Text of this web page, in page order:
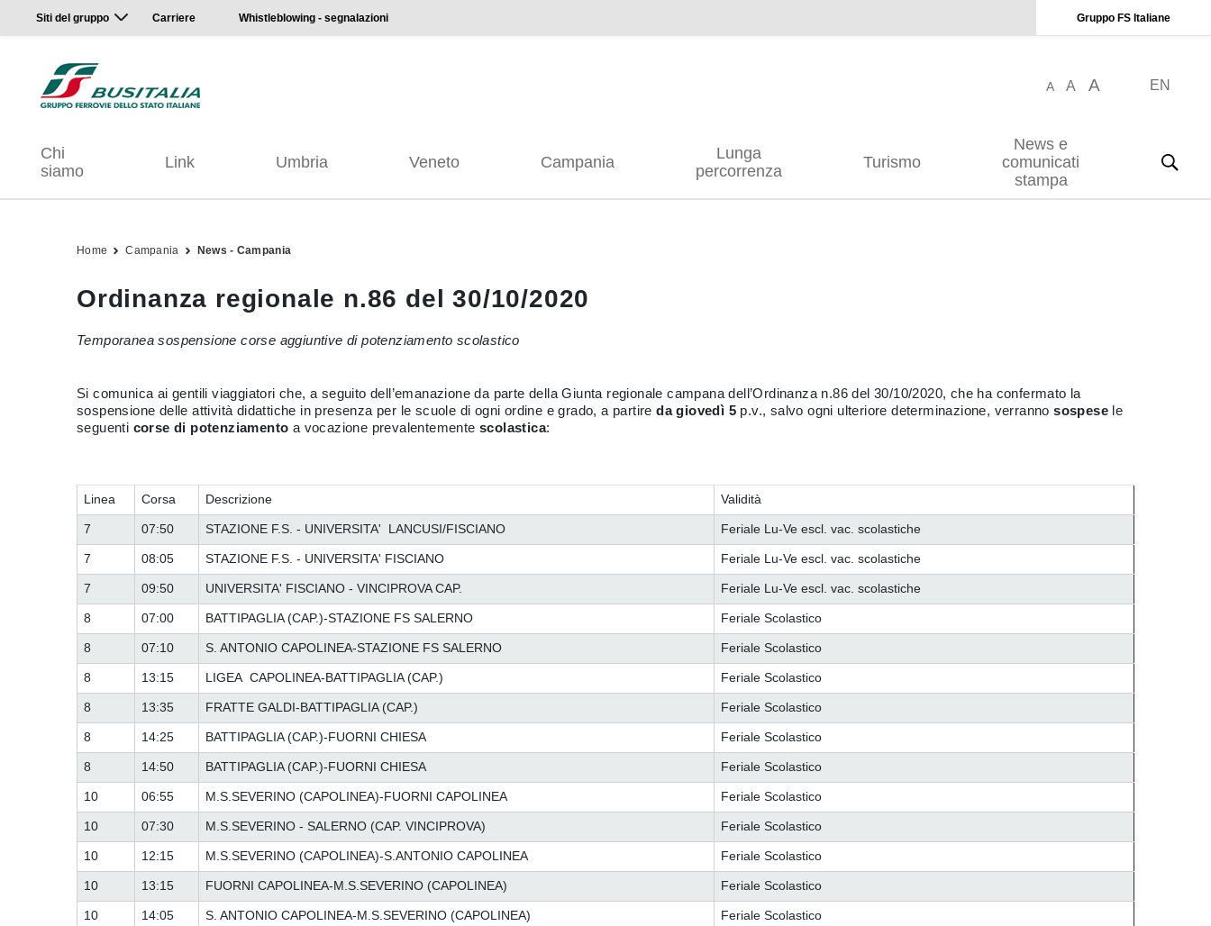
Siti del gruppo Carriere Whistleblowing - segnalazioni Gruppo FS Italiane
A A A EN
Chi
siamo
Link Umbria Veneto Campania
Lunga
percorrenza
Turismo
News e
comunicati
stampa
Home Campania News - Campania
Ordinanza regionale n.86 del 30/10/2020
Temporanea sospensione corse aggiuntive di potenziamento scolastico
Si comunica ai gentili viaggiatori che, a seguito dell’emanazione da parte della Giunta regionale campana dell’Ordinanza n.86 del 30/10/2020, che ha confermato la
sospensione delle attività didattiche in presenza per le scuole di ogni ordine e grado, a partireda giovedì 5 p.v., salvo ogni ulteriore determinazione, verrannosospese le
seguenti corse di potenziamento a vocazione prevalentemente scolastica:
Linea Corsa Descrizione Validità
7 07:50 STAZIONE F.S. - UNIVERSITA' LANCUSI/FISCIANO Feriale Lu-Ve escl. vac. scolastiche
7 08:05 STAZIONE F.S. - UNIVERSITA' FISCIANO Feriale Lu-Ve escl. vac. scolastiche
7 09:50 UNIVERSITA' FISCIANO - VINCIPROVA CAP. Feriale Lu-Ve escl. vac. scolastiche
8 07:00 BATTIPAGLIA (CAP.)-STAZIONE FS SALERNO Feriale Scolastico
8 07:10 S. ANTONIO CAPOLINEA-STAZIONE FS SALERNO Feriale Scolastico
8 13:15 LIGEA CAPOLINEA-BATTIPAGLIA (CAP.) Feriale Scolastico
8 13:35 FRATTE GALDI-BATTIPAGLIA (CAP.) Feriale Scolastico
8 14:25 BATTIPAGLIA (CAP.)-FUORNI CHIESA Feriale Scolastico
8 14:50 BATTIPAGLIA (CAP.)-FUORNI CHIESA Feriale Scolastico
10 06:55 M.S.SEVERINO (CAPOLINEA)-FUORNI CAPOLINEA Feriale Scolastico
10 07:30 M.S.SEVERINO - SALERNO (CAP. VINCIPROVA) Feriale Scolastico
10 12:15 M.S.SEVERINO (CAPOLINEA)-S.ANTONIO CAPOLINEA Feriale Scolastico
10 13:15 FUORNI CAPOLINEA-M.S.SEVERINO (CAPOLINEA) Feriale Scolastico
10 14:05 S. ANTONIO CAPOLINEA-M.S.SEVERINO (CAPOLINEA) Feriale Scolastico